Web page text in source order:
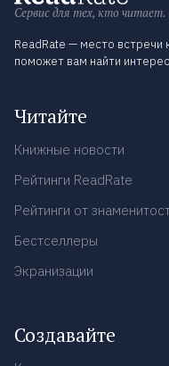
Сервис для тех, кто читает.
ReadRate — место встречи
поможет вам найти
Читайте
Книжные новости
Рейтинги ReadRate
Рейтинги от
Бестселлеры
Экранизации
Создавайте